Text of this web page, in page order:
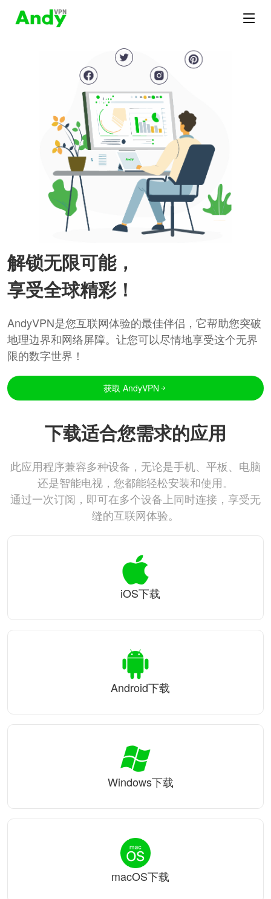
解锁无限可能，
享受全球精彩！
AndyVPN是您互联网体验的最佳伴侣，它帮助您突破
地理边界和网络屏障。让您可以尽情地享受这个无界
限的数字世界！
获取 AndyVPN
下载适合您需求的应用
此应用程序兼容多种设备，无论是手机、平板、电脑
还是智能电视，您都能轻松安装和使用。
通过一次订阅，即可在多个设备上同时连接，享受无
缝的互联网体验。
iOS下载
Android下载
Windows下载
macOS下载